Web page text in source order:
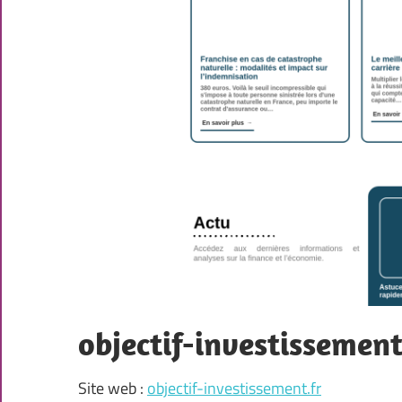
objectif-
Site web : objectif-investissement.fr